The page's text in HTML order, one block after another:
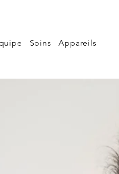
Soins Appareils